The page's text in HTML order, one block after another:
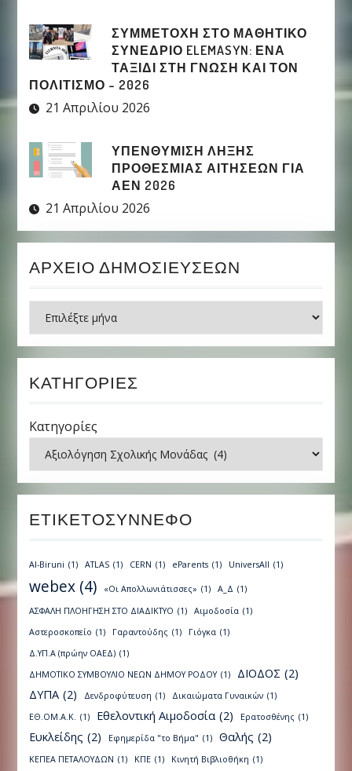
ΣΥΜΜΕΤΟΧΉ ΣΤΟ ΜΑΘΗΤΙΚΌ
ΣΥΝΈΔΡΙΟ ELEMASYN: ΈΝΑ
ΤΑΞΊΔΙ ΣΤΗ ΓΝΏΣΗ ΚΑΙ ΤΟΝ
ΠΟΛΙΤΙΣΜΌ – 2026
21 Απριλίου 2026
ΥΠΕΝΘΥΜΙΣΗ ΛΗΞΗΣ
ΠΡΟΘΕΣΜΙΑΣ ΑΙΤΗΣΕΩΝ ΓΙΑ
ΑΕΝ 2026
21 Απριλίου 2026
ΑΡΧΕΊΟ ΔΗΜΟΣΙΕΎΣΕΩΝ
Ιστορικό
ΚΑΤΗΓΟΡΊΕΣ
Κατηγορίες
ΕΤΙΚΕΤΟΣΎΝΝΕΦΟ
Al-Biruni (1) ATLAS (1) CERN (1) eParents (1) UniversAll (1)
webex (4) «Οι Απολλωνιάτισσες» (1) Α_Δ (1)
ΑΣΦΑΛΗ ΠΛΟΗΓΗΣΗ ΣΤΟ ΔΙΑΔΙΚΤΥΟ (1) Αιμοδοσία (1)
Αστεροσκοπείο (1) Γαραντούδης (1) Γιόγκα (1)
Δ.ΥΠ.Α (πρώην ΟΑΕΔ) (1)
ΔΗΜΟΤΙΚΟ ΣΥΜΒΟΥΛΙΟ ΝΕΩΝ ΔΗΜΟΥ ΡΟΔΟΥ (1) ΔΙΟΔΟΣ (2)
ΔΥΠΑ (2) Δενδροφύτευση (1) Δικαιώματα Γυναικών (1)
ΕΘ.ΟΜ.Α.Κ. (1) Εθελοντική Αιμοδοσία (2) Ερατοσθένης (1)
Ευκλείδης (2) Εφημερίδα "το Βήμα" (1) Θαλής (2)
ΚΕΠΕΑ ΠΕΤΑΛΟΥΔΩΝ (1) ΚΠΕ (1) Κινητή Βιβλιοθήκη (1)